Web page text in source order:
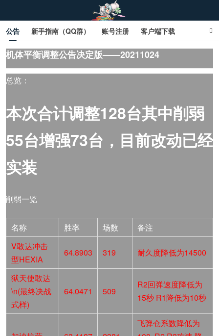
sd敢达ol_sd敢达ol钢达服_sd敢达钢达服_SD敢达数据库
公告 新手指南（QQ群） 账号注册 客户端下载
SD钢达服数据库（网页版） SD钢达服数据库（石墨版）
网页商城文字版
机体平衡调整公告决定版——20211024
总览：
本次合计调整128台其中削弱
55台增强73台，目前改动已经
实装
削弱一览
名称 胜率 场数
备注
V敢达冲击
型HEXIA
64.8903 319 耐久度降低为14500
狱天使敢达
\n(最终决战
式样)
64.0471 509
R2回弹速度降低为
15秒 R1降低为10秒
飞弹仓系数降低为